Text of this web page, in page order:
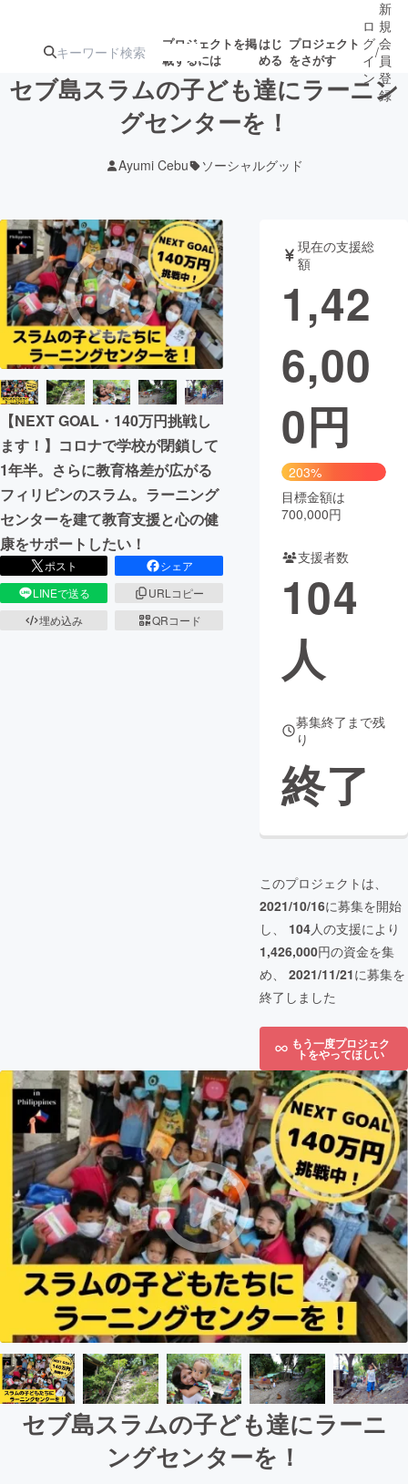
プロジェクトを掲
載するには
はじ
める
プロジェクト
をさがす
ターン
ジェクト
ロジェクト
アート・写真 音楽
テクノロジー・ガジェット ゲーム・サ
映像・映画
ビジネス・起業
まちづくり・地域活性化
CAMPFIRE for Social Good
CAMPFIRE Creation
CAMPFIREふるさと納税machi-ya コミュニティ
ロ
グ
イ
ン
/
新
規
会
員
登
録
セブ島スラムの子ども達にラーニン
グセンターを！
Ayumi Cebu ソーシャルグッド
【NEXT GOAL・140万円挑戦し
ます！】コロナで学校が閉鎖して
1年半。さらに教育格差が広がる
フィリピンのスラム。ラーニング
センターを建て教育支援と心の健
康をサポートしたい！
ポスト
シェア
LINEで送る
URLコピー
埋め込み
QRコード
現在の支援総
額
1,42
6,00
0円
203%
目標金額は
700,000円
支援者数
104
人
募集終了まで残
り
終了
このプロジェクトは、
2021/10/16に募集を開始
し、 104人の支援により
1,426,000円の資金を集
め、 2021/11/21に募集を
終了しました
もう一度プロジェク
トをやってほしい
セブ島スラムの子ども達にラーニ
ングセンターを！